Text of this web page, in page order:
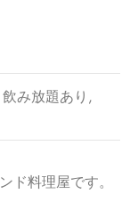
み放題あり,
ド料理屋です。